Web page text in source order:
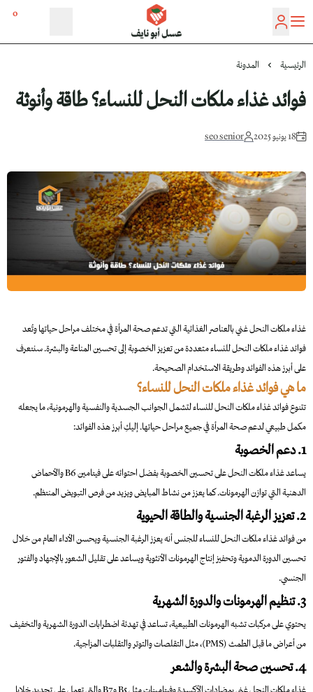
عسل أبو نايف
0
الرئيسية المدونة
فوائد غذاء ملكات النحل للنساء؟ طاقة وأنوثة
18 يونيو 2025 seo senior
غذاء ملكات النحل غني بالعناصر الغذائية التي تدعم صحة المرأة في مختلف مراحل حياتها وتُعد
فوائد غذاء ملكات النحل للنساء متعددة من تعزيز الخصوبة إلى تحسين المناعة والبشرة. سنتعرف
على أبرز هذه الفوائد وطريقة الاستخدام الصحيحة.
ما هي فوائد غذاء ملكات النحل للنساء؟
تتنوع فوائد غذاء ملكات النحل للنساء لتشمل الجوانب الجسدية والنفسية والهرمونية، ما يجعله
مكمل طبيعي لدعم صحة المرأة في جميع مراحل حياتها. إليكِ أبرز هذه الفوائد:
1. دعم الخصوبة
يساعد غذاء ملكات النحل على تحسين الخصوبة بفضل احتوائه على فيتامين B6 والأحماض
الدهنية التي توازن الهرمونات. كما يعزز من نشاط المبايض ويزيد من فرص التبويض المنتظم.
2. تعزيز الرغبة الجنسية والطاقة الحيوية
من فوائد غذاء ملكات النحل للنساء للجنس أنه يعزز الرغبة الجنسية ويحسن الأداء العام من خلال
تحسين الدورة الدموية وتحفيز إنتاج الهرمونات الأنثوية ويساعد على تقليل الشعور بالإجهاد والفتور
الجنسي.
3. تنظيم الهرمونات والدورة الشهرية
يحتوي على مركبات تشبه الهرمونات الطبيعية، تساعد في تهدئة اضطرابات الدورة الشهرية والتخفيف
من أعراض ما قبل الطمث (PMS)، مثل التقلصات والتوتر والتقلبات المزاجية.
4. تحسين صحة البشرة والشعر